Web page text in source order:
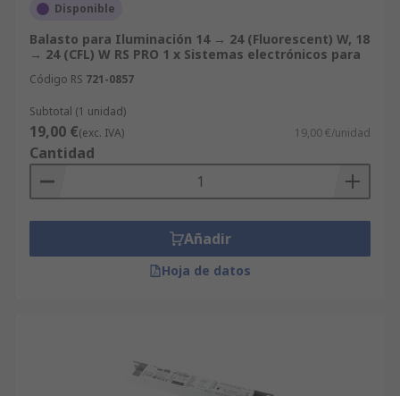
Disponible
Balasto para Iluminación 14 → 24 (Fluorescent) W, 18
→ 24 (CFL) W RS PRO 1 x Sistemas electrónicos para
Código RS 721-0857
Subtotal (1 unidad)
19,00 €(exc. IVA) 19,00 €/unidad
Cantidad
Añadir
Hoja de datos